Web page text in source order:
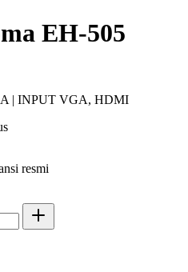
EH-505
| INPUT VGA, HDMI
resmi